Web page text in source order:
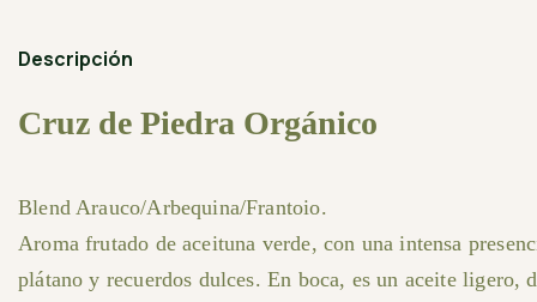
Descripción
Cruz de Piedra Orgánico
Blend Arauco/Arbequina/Frantoio.
Aroma frutado de aceituna verde, con una intensa
plátano y recuerdos dulces. En boca, es un aceite ligero,